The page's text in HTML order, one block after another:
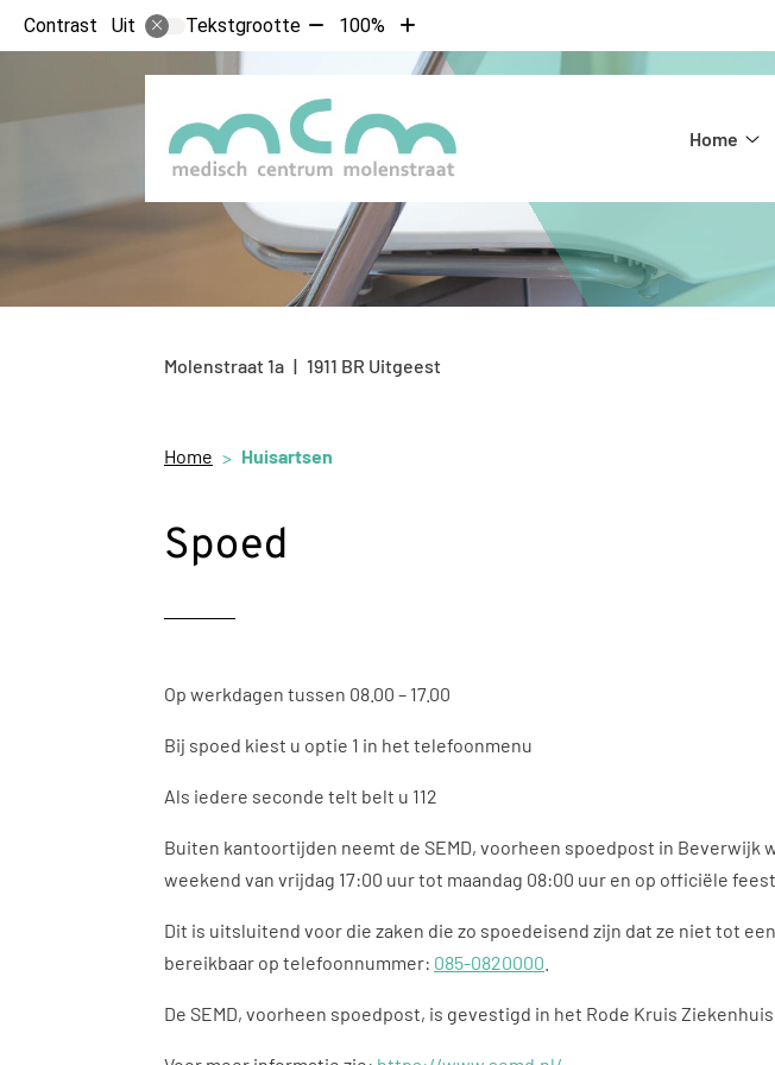
Contrast Uit Tekstgrootte Tekst
10%
100%
Tekst
vergroten
met
Home
Molenstraat1a 1911 BR Uitgeest
Home Huisartsen
Spoed
Op werkdagen tussen 08.00 – 17.00
Bij spoed kiest u optie 1 in het telefoonmenu
Als iedere seconde telt belt u 112
Buiten kantoortijden neemt de SEMD, voorheen spoedpost in Beverwijk
weekend van vrijdag 17:00 uur tot maandag 08:00 uur en op officiële
Dit is uitsluitend voor die zaken die zo spoedeisend zijn dat ze niet tot
bereikbaar op telefoonnummer: 085-0820000
De SEMD, voorheen spoedpost, is gevestigd in het Rode Kruis